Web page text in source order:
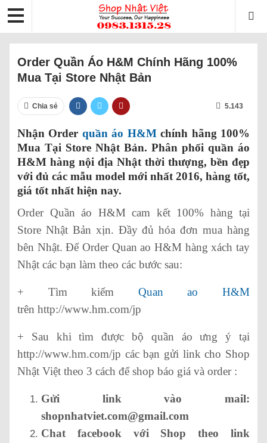
Order Quần Áo H&M Chính Hãng 100%
Mua Tại Store Nhật Bản
Chia sẻ 5.143
Nhận Order quần áo H&Mchính hãng 100%
Mua Tại Store Nhật Bản. Phân phối quần áo
H&M hàng nội địa Nhật thời thượng, bền đẹp
với đủ các mẫu model mới nhất 2016, hàng tốt,
giá tốt nhất hiện nay.
Order Quần áo H&M cam kết 100% hàng tại
Store Nhật Bản xịn. Đầy đủ hóa đơn mua hàng
bên Nhật. Để Order Quan ao H&M hàng xách tay
Nhật các bạn làm theo các bước sau:
+ Tìm kiếm Quan ao H&M
trên http://www.hm.com/jp
+ Sau khi tìm được bộ quần áo ưng ý tại
http://www.hm.com/jp các bạn gửi link cho Shop
Nhật Việt theo 3 cách để shop báo giá và order :
Gửi link vào mail:
shopnhatviet.com@gmail.com
Chat facebook với Shop theo link